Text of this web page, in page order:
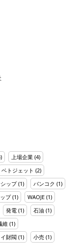
上場企業 (4)
ベトジェット (2)
ップ(1) バンコク (1)
プ(1) WAOJE (1)
発電 (1) 石油 (1)
維 (1)
財閥 (1) 小売 (1)